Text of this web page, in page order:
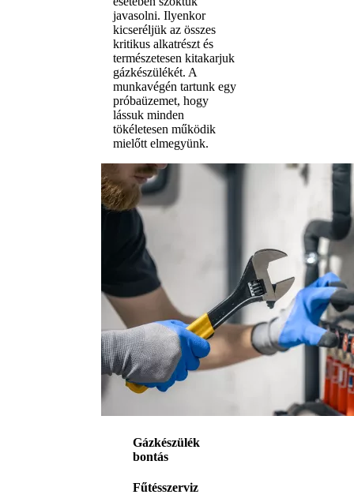
javasolni. Ilyenkor
kicseréljük az összes
kritikus alkatrészt és
természetesen kitakarjuk
gázkészülékét. A
munkavégén tartunk egy
próbaüzemet, hogy
lássuk minden
tökéletesen működik
mielőtt elmegyünk.
Gázkészülék
bontás
Fűtésszerviz